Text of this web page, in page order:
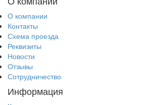
О компании
Контакты
Схема проезда
Реквизиты
Новости
Отзывы
Сотрудничество
Информация